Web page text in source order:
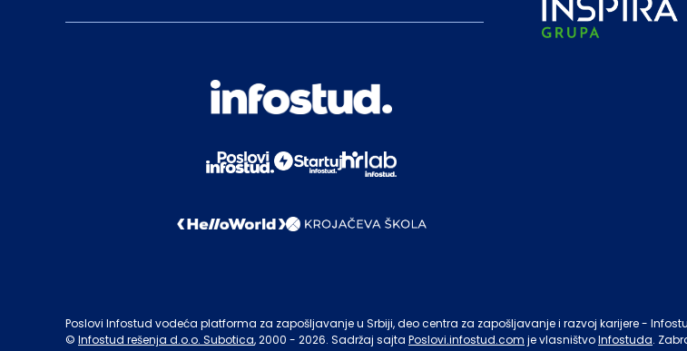
Poslovi Infostud vodeća platforma za zapošljavanje u Srbiji, deo centra za zapošljavanje i razvoj karijere -
© Infostud rešenja d.o.o. Subotica, 2000 - 2026. Sadržaj sajta Poslovi.infostud.com je vlasništvoInfostuda.